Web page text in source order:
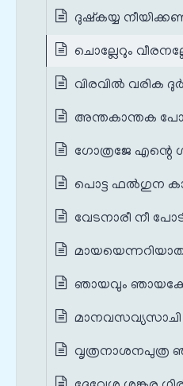
ദുഷ്കയ്യ
ചൊല്ലേറും
വിരവിൽ വരിക
അന്തകാന്തക
ഗോത്രജേ എന്റെ
പൊട്ട ഫൽഗുന
വേടനാരീ നീ
ഞായവും
വൃത്രനാശനപുത്ര